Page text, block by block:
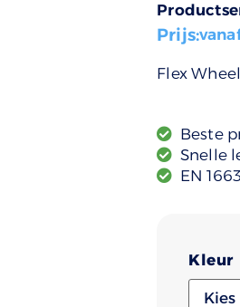
Prijs:
Flex Wheel
Beste
Snelle
EN
Kleur